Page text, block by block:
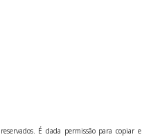
É dada permissão para